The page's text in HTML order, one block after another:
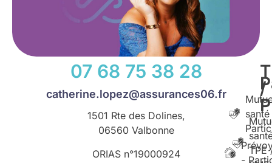
07 68 75 38 28
catherine.lopez@assurances06.fr
1501 Rte des Dolines,
06560 Valbonne
ORIAS n°19000924
/
TPE
-